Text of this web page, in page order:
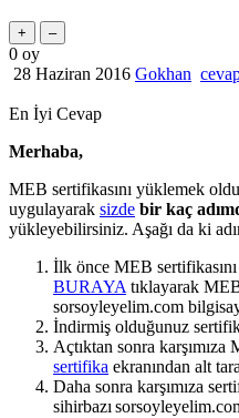
0 oy
28 Haziran 2016 Gokhan
En İyi Cevap
Merhaba,
MEB sertifikasını yüklemek
uygulayarak sizde bir kaç
yükleyebilirsiniz. Aşağı da ki
İlk önce MEB sertifikasını
BURAYA tıklayarak
sorsoyleyelim.com
İndirmiş olduğunuz
Açtıktan sonra
sertifika ekranından alt
Daha sonra karşımıza
sihirbazı